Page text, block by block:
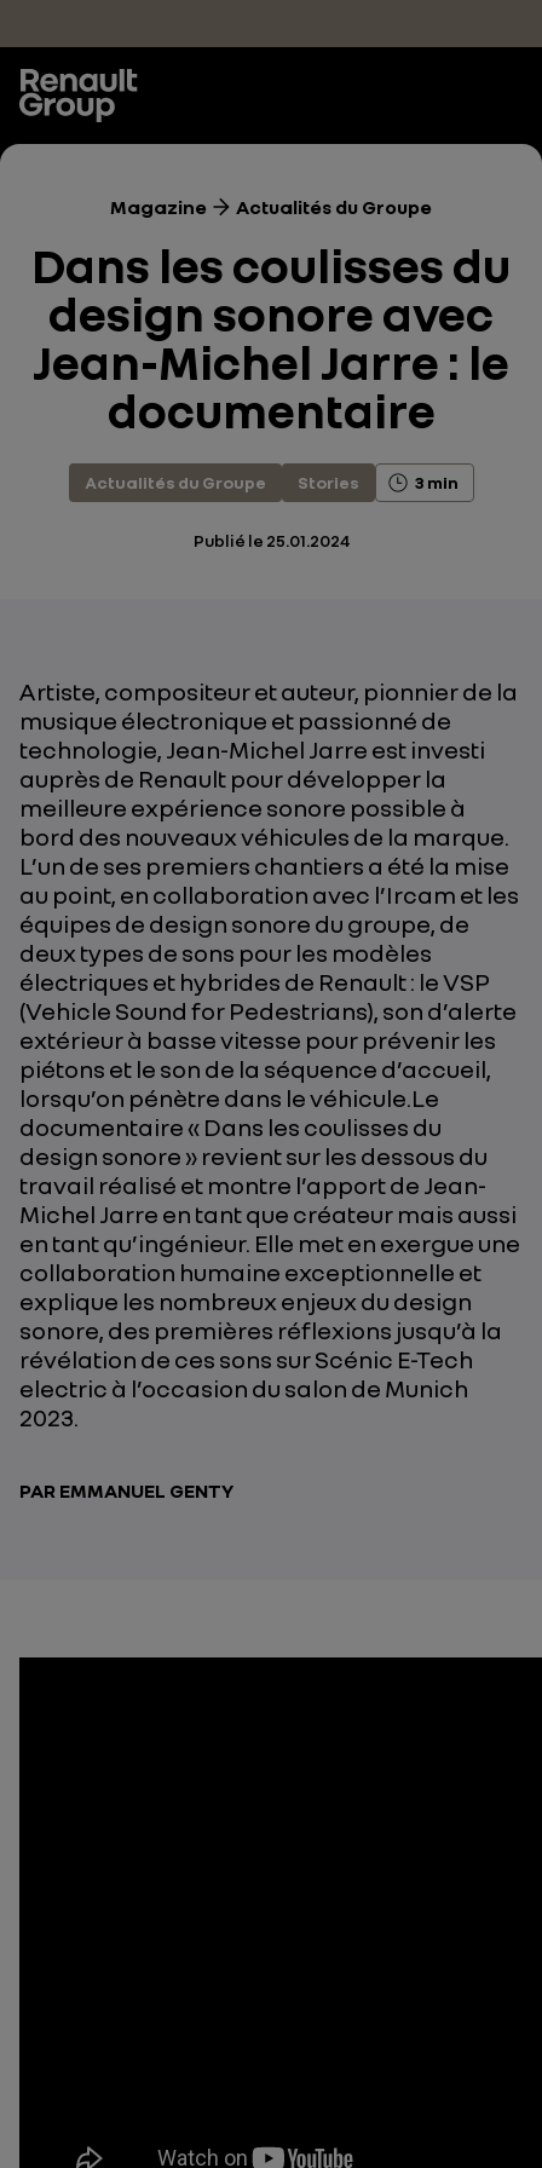
Magazine Actualités du Groupe
Dans les coulisses du
design sonore avec
Jean-Michel Jarre : le
documentaire
Actualités du Groupe Stories 3 min
Publié le 25.01.2024
Artiste, compositeur et auteur, pionnier de la
musique électronique et passionné de
technologie, Jean-Michel Jarre est investi
auprès de Renault pour développer la
meilleure expérience sonore possible à
bord des nouveaux véhicules de la marque.
L’un de ses premiers chantiers a été la mise
au point, en collaboration avec l’Ircam et les
équipes de design sonore du groupe, de
deux types de sons pour les modèles
électriques et hybrides de Renault : le VSP
(Vehicle Sound for Pedestrians), son d’alerte
extérieur à basse vitesse pour prévenir les
piétons et le son de la séquence d’accueil,
lorsqu’on pénètre dans le véhicule.Le
documentaire « Dans les coulisses du
design sonore » revient sur les dessous du
travail réalisé et montre l’apport de Jean-
Michel Jarre en tant que créateur mais aussi
en tant qu’ingénieur. Elle met en exergue une
collaboration humaine exceptionnelle et
explique les nombreux enjeux du design
sonore, des premières réflexions jusqu’à la
révélation de ces sons sur Scénic E-Tech
electric à l’occasion du salon de Munich
2023.
PAR EMMANUEL GENTY